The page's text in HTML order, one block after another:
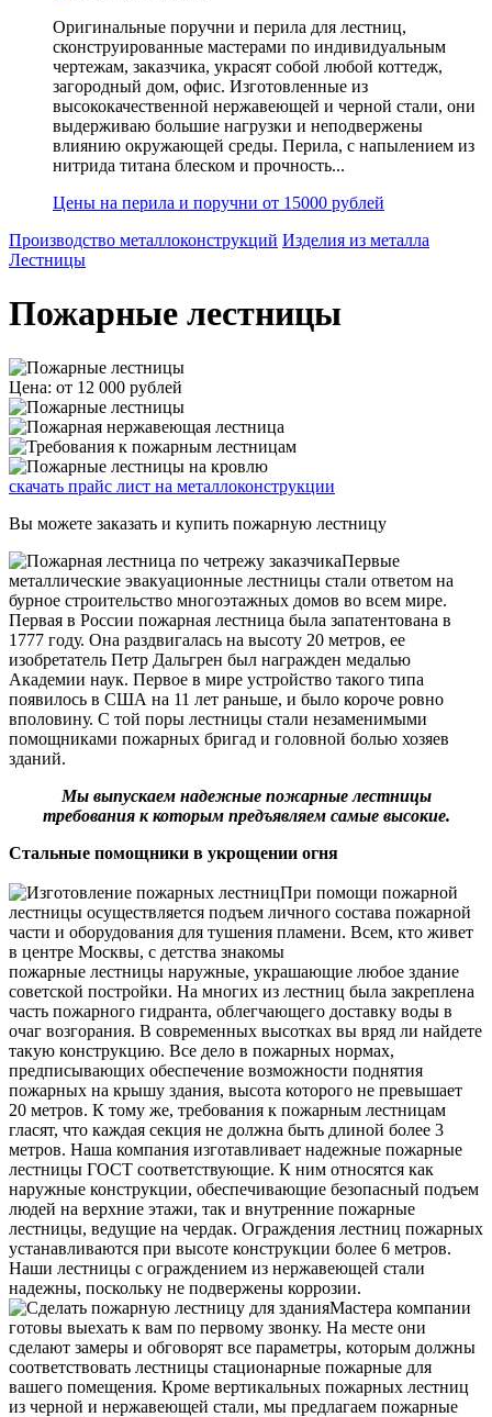
Оригинальные поручни и перила для лестниц,
сконструированные мастерами по индивидуальным
чертежам, заказчика, украсят собой любой коттедж,
загородный дом, офис. Изготовленные из
высококачественной нержавеющей и черной стали, они
выдерживаю большие нагрузки и неподвержены
влиянию окружающей среды. Перила, с напылением из
нитрида титана блеском и прочность...
Цены на перила и поручни от 15000 рублей
Производство металлоконструкций Изделия из металла
Лестницы
Пожарные лестницы
Цена: от 12 000 рублей
скачать прайс лист на металлоконструкции
Вы можете заказать и купить пожарную лестницу
Первые
металлические эвакуационные лестницы стали ответом на
бурное строительство многоэтажных домов во всем мире.
Первая в России пожарная лестница была запатентована в
1777 году. Она раздвигалась на высоту 20 метров, ее
изобретатель Петр Дальгрен был награжден медалью
Академии наук. Первое в мире устройство такого типа
появилось в США на 11 лет раньше, и было короче ровно
вполовину. С той поры лестницы стали незаменимыми
помощниками пожарных бригад и головной болью хозяев
зданий.
Мы выпускаем надежные пожарные лестницы
требования к которым предъявляем самые высокие.
Стальные помощники в укрощении огня
При помощи пожарной
лестницы осуществляется подъем личного состава пожарной
части и оборудования для тушения пламени. Всем, кто живет
в центре Москвы, с детства знакомы
пожарные лестницы наружные, украшающие любое здание
советской постройки. На многих из лестниц была закреплена
часть пожарного гидранта, облегчающего доставку воды в
очаг возгорания. В современных высотках вы вряд ли найдете
такую конструкцию. Все дело в пожарных нормах,
предписывающих обеспечение возможности поднятия
пожарных на крышу здания, высота которого не превышает
20 метров. К тому же, требования к пожарным лестницам
гласят, что каждая секция не должна быть длиной более 3
метров. Наша компания изготавливает надежные пожарные
лестницы ГОСТ соответствующие. К ним относятся как
наружные конструкции, обеспечивающие безопасный подъем
людей на верхние этажи, так и внутренние пожарные
лестницы, ведущие на чердак. Ограждения лестниц пожарных
устанавливаются при высоте конструкции более 6 метров.
Наши лестницы с ограждением из нержавеющей стали
надежны, поскольку не подвержены коррозии.
Мастера компании
готовы выехать к вам по первому звонку. На месте они
сделают замеры и обговорят все параметры, которым должны
соответствовать лестницы стационарные пожарные для
вашего помещения. Кроме вертикальных пожарных лестниц
из черной и нержавеющей стали, мы предлагаем пожарные